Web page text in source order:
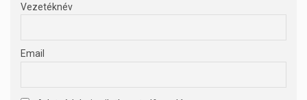
Vezetéknév
Email